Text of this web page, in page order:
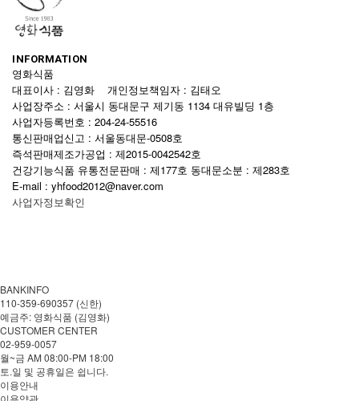
INFORMATION
영화식품
대표이사 : 김영화 개인정보책임자 : 김태오
사업장주소 : 서울시 동대문구 제기동 1134 대유빌딩 1층
사업자등록번호 : 204-24-55516
통신판매업신고 : 서울동대문-0508호
즉석판매제조가공업 : 제2015-0042542호
건강기능식품 유통전문판매 : 제177호 동대문소분 : 제283호
E-mail : yhfood2012@naver.com
사업자정보확인
BANKINFO
110-359-690357 (신한)
예금주: 영화식품 (김영화)
CUSTOMER CENTER
02-959-0057
월~금 AM 08:00-PM 18:00
토.일 및 공휴일은 쉽니다.
이용안내